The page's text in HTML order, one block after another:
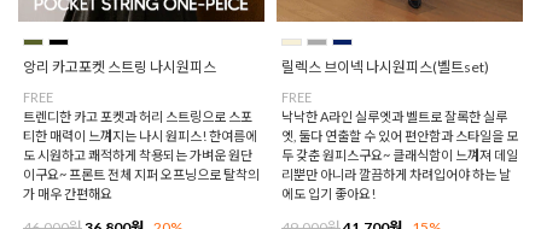
앙리 카고포켓 스트링 나시원피스
FREE
트렌디한 카고 포켓과 허리 스트링으로 스포
티한 매력이 느껴지는 나시 원피스! 한여름에
도 시원하고 쾌적하게 착용되는 가벼운 원단
이구요~ 프론트 전체 지퍼 오프닝으로 탈착의
가 매우 간편해요
릴렉스 브이넥 나시원피스(벨트set)
FREE
낙낙한 A라인 실루엣과 벨트로 잘록한 실루
엣, 둘다 연출할 수 있어 편안함과 스타일을 모
두 갖춘 원피스구요~ 클래식함이 느껴져 데일
리뿐만 아니라 깔끔하게 차려입어야 하는 날
에도 입기 좋아요!